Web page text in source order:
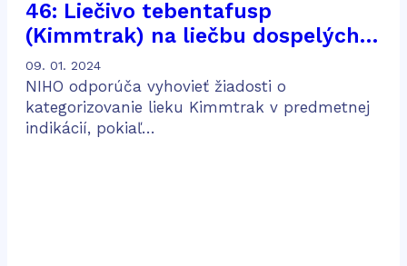
46: Liečivo tebentafusp
(Kimmtrak) na liečbu dospelých
pacientov s neresekovateľným
alebo metastatickým uveálnym
melanómom
09. 01. 2024
NIHO odporúča vyhovieť žiadosti o
kategorizovanie lieku Kimmtrak v predmetnej
indikácií, pokiaľ…